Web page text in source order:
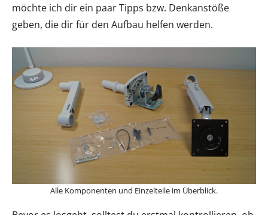
möchte ich dir ein paar Tipps bzw. Denkanstöße
geben, die dir für den Aufbau helfen werden.
Alle Komponenten und Einzelteile im Überblick.